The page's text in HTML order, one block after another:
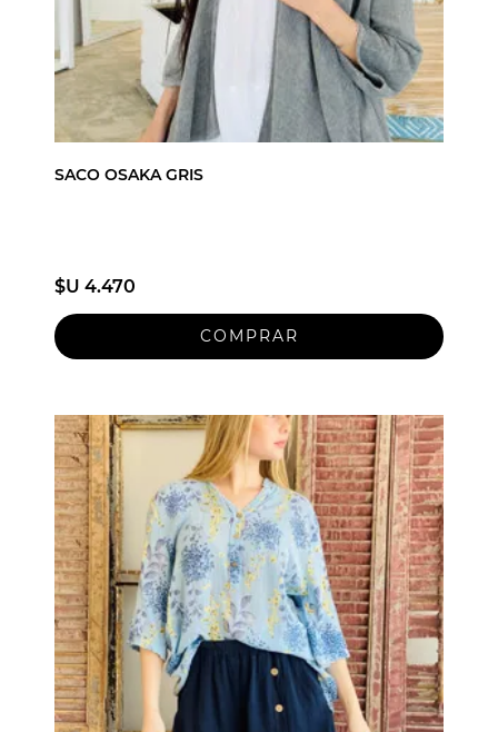
SACO OSAKA GRIS
$U 4.470